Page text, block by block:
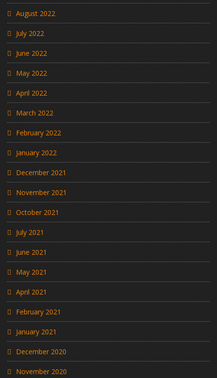
August 2022
July 2022
June 2022
May 2022
April 2022
March 2022
February 2022
January 2022
December 2021
November 2021
October 2021
July 2021
June 2021
May 2021
April 2021
February 2021
January 2021
December 2020
November 2020